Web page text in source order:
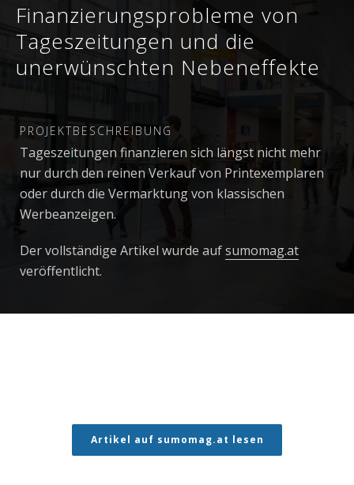
Finanzierungsprobleme von
Tageszeitungen und die
unerwünschten Nebeneffekte
PROJEKTBESCHREIBUNG
Tageszeitungen finanzieren sich längst nicht mehr
nur durch den reinen Verkauf von Printexemplaren
oder durch die Vermarktung von klassischen
Werbeanzeigen.
Der vollständige Artikel wurde aufsumomag.at
veröffentlicht.
Artikel auf sumomag.at lesen